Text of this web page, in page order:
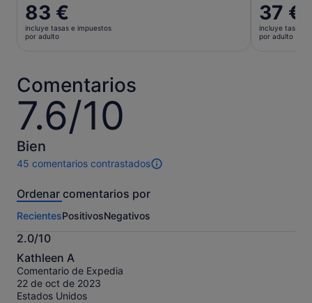
El
precio
es
por
adulto
83 €
incluye tasas e impuestos
por adulto
El
precio
es
37 €
incluye tasas e
por adulto
Comentarios
7.6/10
7.6
sobre
10
Bien
45 comentarios contrastados
45 comentarios
esta
Más
información
sobre
nuestros
comentarios
contrastados.
Ordenar comentarios por
RecientesPositivosNegativos
2.0/10
2.0
sobre
10
Kathleen A
Comentario de Expedia
22 de oct de 2023
Estados Unidos